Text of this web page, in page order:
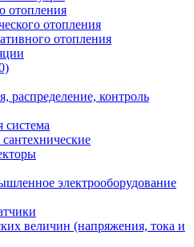
отопления
отопления
отопления
распределение, контроль
система
электрооборудование
величин (напряжения, тока и